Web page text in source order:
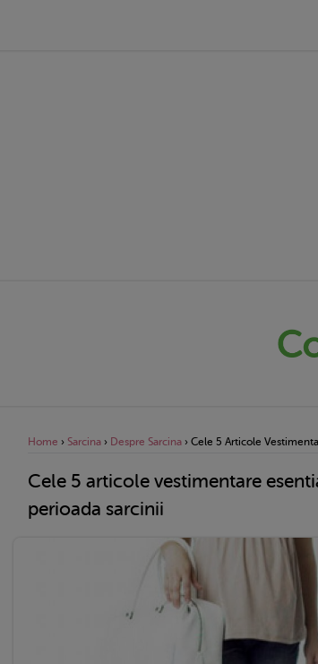
Home › Sarcina › Despre Sarcina › Cele 5 Articole
Cele 5 articole vestimentare
perioada sarcinii